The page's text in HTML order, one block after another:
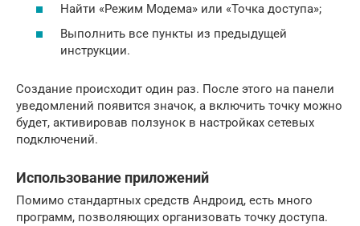
Найти «Режим Модема» или «Точка доступа»;
Выполнить все пункты из предыдущей
инструкции.
Создание происходит один раз. После этого на панели
уведомлений появится значок, а включить точку можно
будет, активировав ползунок в настройках сетевых
подключений.
Использование приложений
Помимо стандартных средств Андроид, есть много
программ, позволяющих организовать точку доступа.